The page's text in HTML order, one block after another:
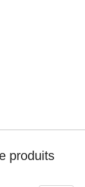
produits